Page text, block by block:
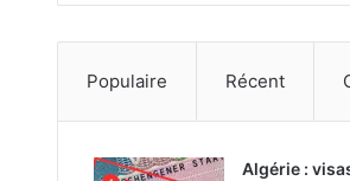
Populaire Récent
Algérie :